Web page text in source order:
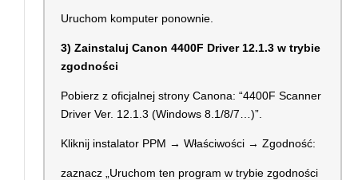
Uruchom komputer ponownie.
3) Zainstaluj Canon 4400F Driver 12.1.3 w trybie
zgodności
Pobierz z oficjalnej strony Canona: “4400F Scanner
Driver Ver. 12.1.3 (Windows 8.1/8/7…)”.
Kliknij instalator PPM → Właściwości → Zgodność:
zaznacz „Uruchom ten program w trybie zgodności